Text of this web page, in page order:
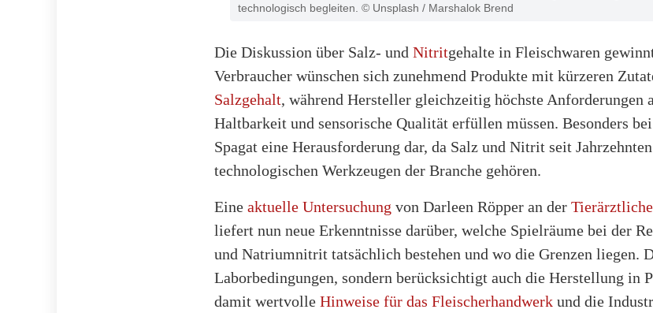
technologisch begleiten. © Unsplash / Marshalok Brend
Die Diskussion über Salz- und Nitritgehalte in Fleischwaren
Verbraucher wünschen sich zunehmend Produkte mit kürzeren
Salzgehalt, während Hersteller gleichzeitig höchste Anforderungen
Haltbarkeit und sensorische Qualität erfüllen müssen. Besonders bei
Spagat eine Herausforderung dar, da Salz und Nitrit seit
technologischen Werkzeugen der Branche gehören.
Eine aktuelle Untersuchung von Darleen Röpper an der
liefert nun neue Erkenntnisse darüber, welche Spielräume bei der
und Natriumnitrit tatsächlich bestehen und wo die Grenzen liegen.
Laborbedingungen, sondern berücksichtigt auch die Herstellung in
damit wertvolle Hinweise für das Fleischerhandwerk und die